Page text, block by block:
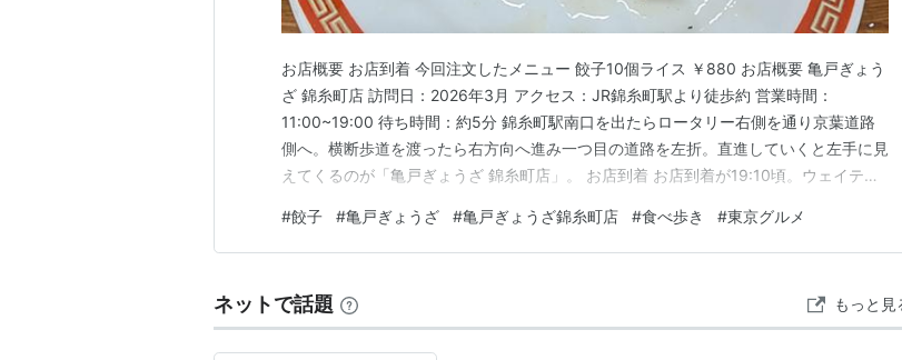
お店概要 お店到着 今回注文したメニュー 餃子10個ライス ￥880 お店概要 亀戸ぎょう
ざ 錦糸町店 訪問日：2026年3月 アクセス：JR錦糸町駅より徒歩約 営業時間：
11:00~19:00 待ち時間：約5分 錦糸町駅南口を出たらロータリー右側を通り京葉道路
側へ。横断歩道を渡ったら右方向へ進み一つ目の道路を左折。直進していくと左手に見
えてくるのが「亀戸ぎょうざ 錦糸町店」。 お店到着 お店到着が19:10頃。ウェイティ
はカウンター席のみ。 席へ着くとメニューを眺めて一番人気の餃子とライスのセット
を注文。 今回注文…
#餃子 #亀戸ぎょうざ #亀戸ぎょうざ錦糸町店 #食べ歩き #東京グルメ
ネットで話題 もっと見